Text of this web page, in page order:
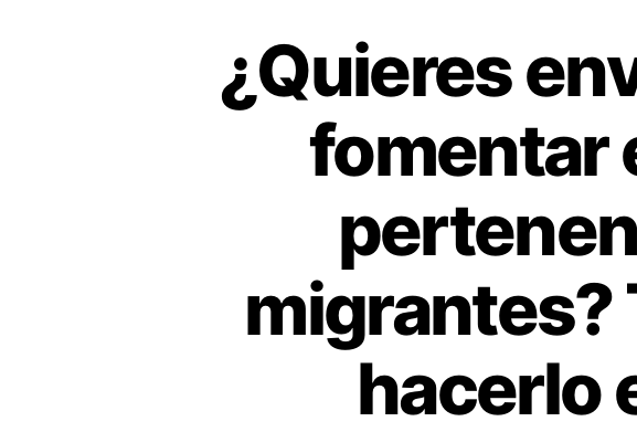
¿Quieres
fomentar
migrantes?
hacerlo